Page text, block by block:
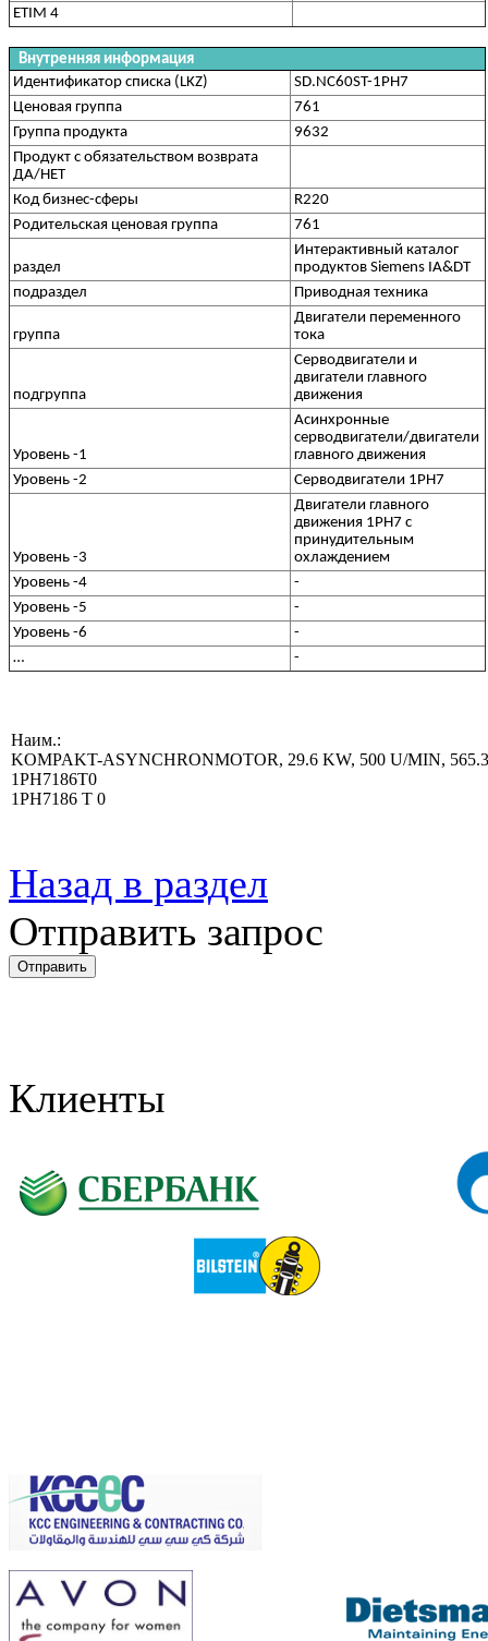
ETIM 4
Внутренняя информация
Идентификатор списка (LKZ)
SD.NC60ST-1PH7
Ценовая группа
761
Группа продукта
9632
Продукт с обязательством возврата
ДА/НЕТ
Код бизнес-сферы
R220
Родительская ценовая группа
761
раздел
Интерактивный каталог
продуктов Siemens IA&DT
подраздел
Приводная техника
группа
Двигатели переменного
тока
подгруппа
Серводвигатели и
двигатели главного
движения
Уровень -1
Асинхронные
серводвигатели/двигатели
главного движения
Уровень -2
Серводвигатели 1PH7
Уровень -3
Двигатели главного
движения 1PH7 с
принудительным
охлаждением
Уровень -4
-
Уровень -5
-
Уровень -6
-
…
-
Наим.:
KOMPAKT-ASYNCHRONMOTOR, 29.6 KW, 500 U/MIN,
1PH7186T0
1PH7186 T 0
Назад в раздел
Отправить запрос
Клиенты